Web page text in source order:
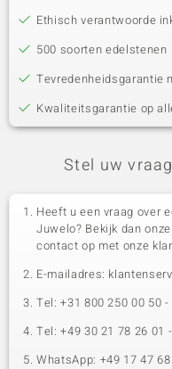
Ethisch verantwoorde
500 soorten edelstenen
Tevredenheidsgarantie
Kwaliteitsgarantie op
Stel uw
Heeft u een vraag over
Juwelo? Bekijk dan onze
contact op met onze
E-mailadres:
Tel: +31 800 250 00 50 -
Tel: +49 30 21 78 26 01
WhatsApp: +49 17 47